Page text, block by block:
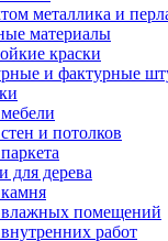
металлика и
материалы
краски
и фактурные
и потолков
для дерева
влажных помещений
работ